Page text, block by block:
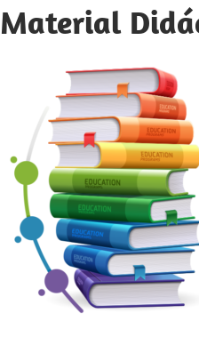
Material